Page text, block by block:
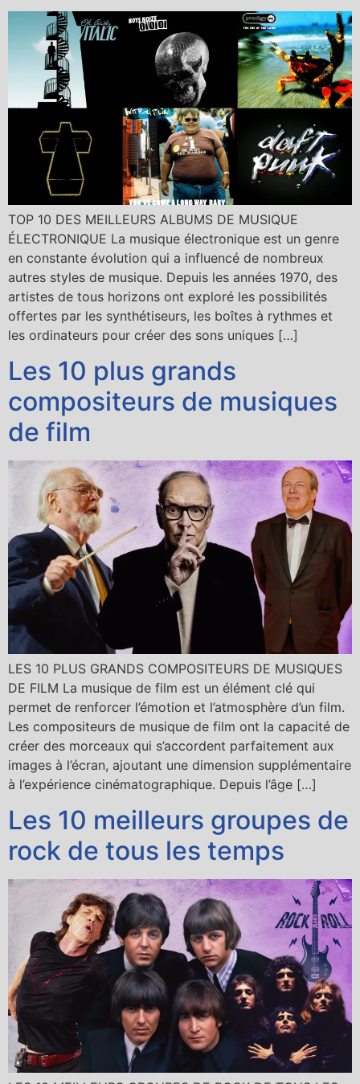
TOP 10 DES MEILLEURS ALBUMS DE MUSIQUE
ÉLECTRONIQUE La musique électronique est un genre
en constante évolution qui a influencé de nombreux
autres styles de musique. Depuis les années 1970, des
artistes de tous horizons ont exploré les possibilités
offertes par les synthétiseurs, les boîtes à rythmes et
les ordinateurs pour créer des sons uniques […]
Les 10 plus grands
compositeurs de musiques
de film
LES 10 PLUS GRANDS COMPOSITEURS DE MUSIQUES
DE FILM La musique de film est un élément clé qui
permet de renforcer l’émotion et l’atmosphère d’un film.
Les compositeurs de musique de film ont la capacité de
créer des morceaux qui s’accordent parfaitement aux
images à l’écran, ajoutant une dimension supplémentaire
à l’expérience cinématographique. Depuis l’âge […]
Les 10 meilleurs groupes de
rock de tous les temps